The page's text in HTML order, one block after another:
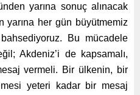
yarına sonuç alınacak
yarına her gün büyütmemiz
Bu mücadele
Akdeniz’i de kapsamalı,
vermeli. Bir ülkenin, bir
yeteri kadar bir mesaj